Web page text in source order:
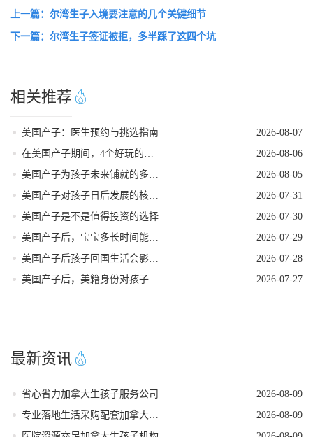
上一篇：尔湾生子入境要注意的几个关键细节
下一篇：尔湾生子签证被拒，多半踩了这四个坑
相关推荐
美国产子：医生预约与挑选指南
2026-08-07
2026-08-06
2026-08-05
2026-07-31
美国产子是不是值得投资的选择
2026-07-30
2026-07-29
2026-07-28
2026-07-27
最新资讯
省心省力加拿大生孩子服务公司
2026-08-09
2026-08-09